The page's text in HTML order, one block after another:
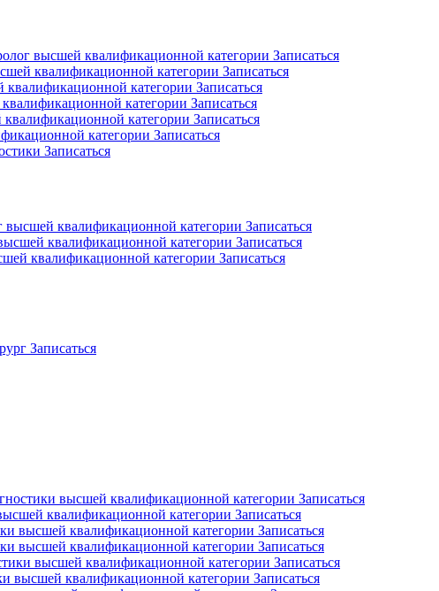
высшей квалификационной категории Записаться
квалификационной категории Записаться
квалификационной категории Записаться
категории Записаться
квалификационной категории Записаться
категории Записаться
Записаться
высшей квалификационной категории Записаться
квалификационной категории Записаться
квалификационной категории Записаться
Записаться
высшей квалификационной категории Записаться
квалификационной категории Записаться
высшей квалификационной категории Записаться
высшей квалификационной категории Записаться
высшей квалификационной категории Записаться
высшей квалификационной категории Записаться